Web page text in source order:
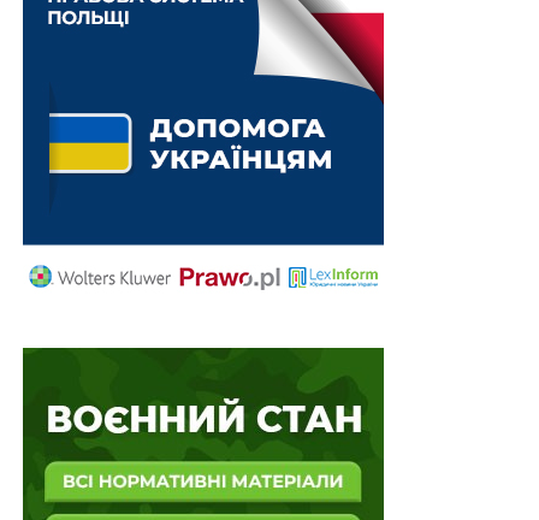
новостворена президентська рада
НБУ не вживатиме засобів впливу на банки за
порушення нормативів, спричинені карантином